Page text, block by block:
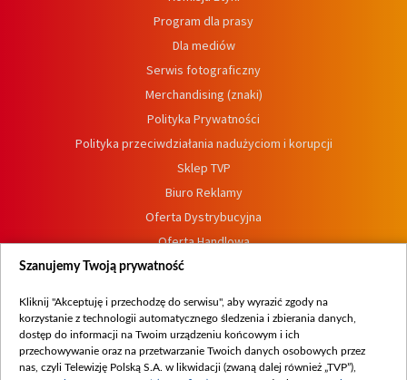
Program dla prasy
Dla mediów
Serwis fotograficzny
Merchandising (znaki)
Polityka Prywatności
Polityka przeciwdziałania nadużyciom i korupcji
Sklep TVP
Biuro Reklamy
Oferta Dystrybucyjna
Oferta Handlowa
Dostępność
Procedura zgłoszeń wewnętrznych
Szanujemy Twoją prywatność
Kliknij "Akceptuję i przechodzę do serwisu", aby wyrazić zgody na
korzystanie z technologii automatycznego śledzenia i zbierania danych,
dostęp do informacji na Twoim urządzeniu końcowym i ich
przechowywanie oraz na przetwarzanie Twoich danych osobowych przez
nas, czyli Telewizję Polską S.A. w likwidacji (zwaną dalej również „TVP”),